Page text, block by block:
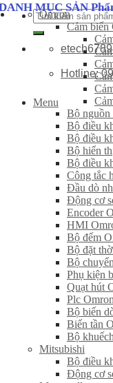
Tìm
kiếm:
Hotline:
Menu
MỤC SẢN
Omron
Cảm biến
Bộ nguồn
Bộ điều
Bộ điều
Bộ hiển
Bộ điều
Công tắc
Đầu dò
Động cơ
Encoder
HMI
Bộ đếm
Bộ đặt
Bộ
Phụ kiện
Quạt hút
Plc Omron
Bộ biến
Biến tần
Bộ
Mitsubishi
Bộ điều
Động cơ